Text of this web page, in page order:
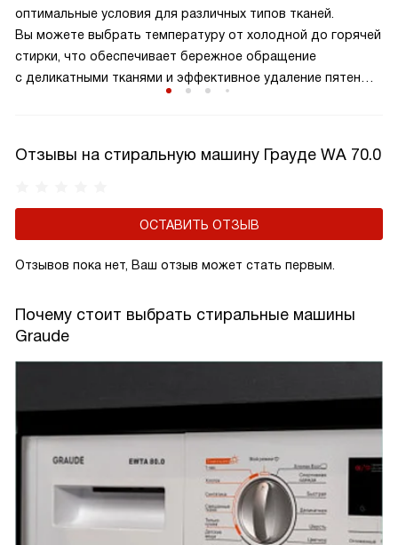
оптимальные условия для различных типов тканей.
Вы можете выбрать температуру от холодной до горячей
стирки, что обеспечивает бережное обращение
с деликатными тканями и эффективное удаление пятен
Отзывы на стиральную машину Грауде WA 70.0
ОСТАВИТЬ ОТЗЫВ
Отзывов пока нет, Ваш отзыв может стать первым.
Почему стоит выбрать стиральные машины
Graude